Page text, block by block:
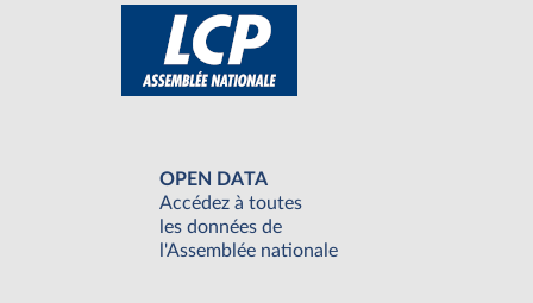
OPEN DATA
Accédez à toutes
les données de
l'Assemblée nationale